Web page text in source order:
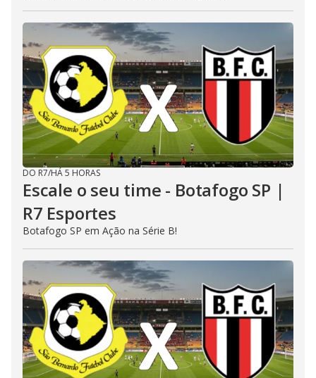
DO R7/HÁ 5 HORAS
Escale o seu time - Botafogo SP |
R7 Esportes
Botafogo SP em Ação na Série B!